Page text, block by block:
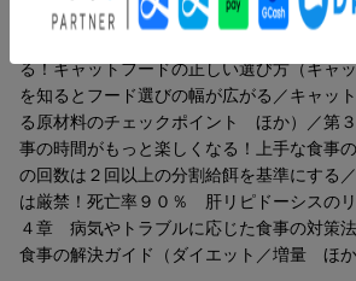
◆コンテンツ◆
・猫に本当に必要な栄養バランスは？
・糖質を30％以下にして、血糖値の変化を抑
・脂質は猫にとって「正義」！
・猫に必要な摂取カロリーの計算式
・グレインフリーフードが心臓病を誘発する
・人気の液状おやつは身体に悪い？
・猫にウェットフードが必要な理由
・キャットフードの添加物には必要なもの
スは？／糖質を３０％以下にして、血糖
る！キャットフードの正しい選び方（キャ
を知るとフード選びの幅が広がる／キャッ
る原材料のチェックポイント ほか）／第
事の時間がもっと楽しくなる！上手な食事
の回数は２回以上の分割給餌を基準にする
は厳禁！死亡率９０％ 肝リピドーシスの
４章 病気やトラブルに応じた食事の対策
食事の解決ガイド（ダイエット／増量 ほか